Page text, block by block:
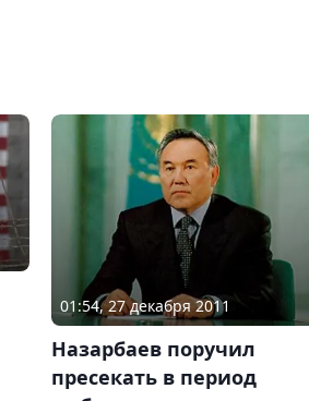
01:54, 27 декабря 2011
Назарбаев поручил
пресекать в период